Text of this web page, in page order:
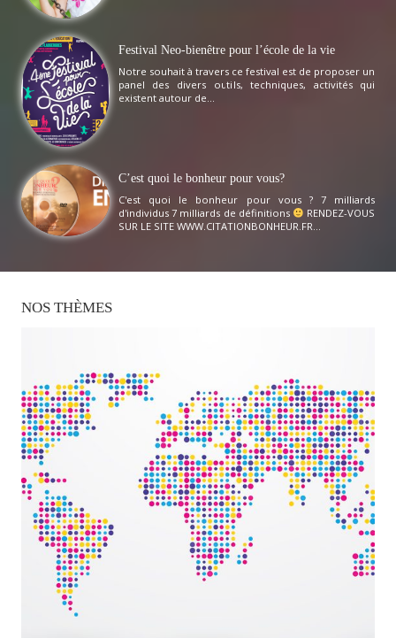
Festival Neo-bienêtre pour l’école de la vie
Notre souhait à travers ce festival est de proposer un
panel des divers outils, techniques, activités qui
existent autour de...
C’est quoi le bonheur pour vous?
C'est quoi le bonheur pour vous ? 7 milliards
d'individus 7 milliards de définitions
RENDEZ-VOUS
SUR LE SITE WWW.CITATIONBONHEUR.FR...
NOS THÈMES